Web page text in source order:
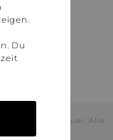
Mehrwertsteuer. Alle
Du